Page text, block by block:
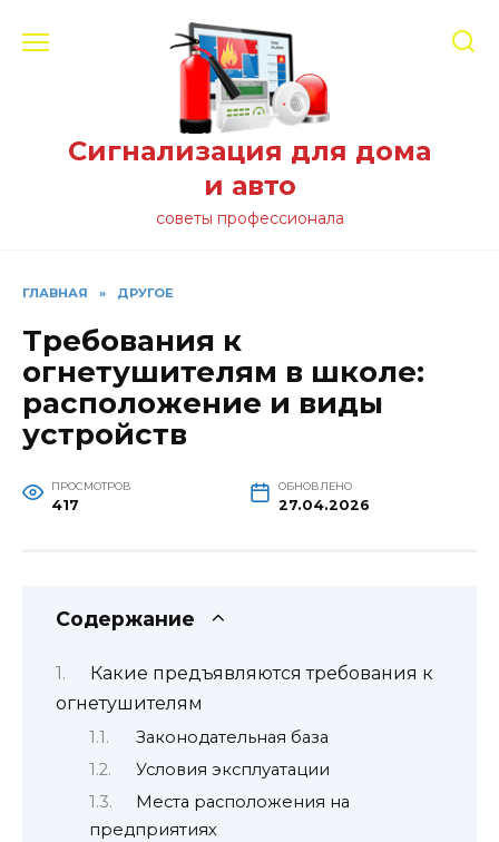
Сигнализация для дома
и авто
советы профессионала
ГЛАВНАЯ » ДРУГОЕ
Требования к
огнетушителям в школе:
расположение и виды
устройств
ПРОСМОТРОВ
417
ОБНОВЛЕНО
27.04.2026
Содержание
Какие предъявляются требования к
огнетушителям
Законодательная база
Условия эксплуатации
Места расположения на
предприятиях